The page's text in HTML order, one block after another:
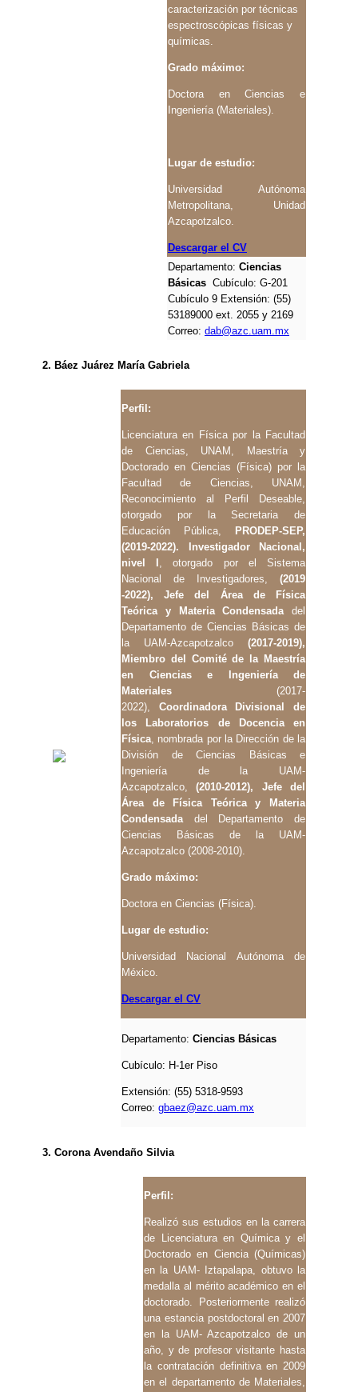
caracterización por técnicas
espectroscópicas físicas y
químicas.
Grado máximo:
Doctora en Ciencias e
Ingeniería (Materiales).
Lugar de estudio:
Universidad Autónoma
Metropolitana, Unidad
Azcapotzalco.
Descargar el CV
Departamento: Ciencias
Básicas Cubículo: G-201
Cubículo 9 Extensión: (55)
53189000 ext. 2055 y 2169
Correo: dab@azc.uam.mx
2. Báez Juárez María Gabriela
Perfil:
Licenciatura en Física por la Facultad
de Ciencias, UNAM, Maestría y
Doctorado en Ciencias (Física) por la
Facultad de Ciencias, UNAM,
Reconocimiento al Perfil Deseable,
otorgado por la Secretaria de
Educación Pública,
PRODEP-SEP,
(2019-2022). Investigador Nacional,
nivel I , otorgado por el Sistema
Nacional de Investigadores, (2019
-2022), Jefe del Área de Física
Teórica y Materia Condensadadel
Departamento de Ciencias Básicas de
la UAM-Azcapotzalco (2017-2019),
Miembro del Comité de la Maestría
en Ciencias e Ingeniería de
Materiales (2017-
2022), Coordinadora Divisional de
los Laboratorios de Docencia en
Física, nombrada por la Dirección de la
División de Ciencias Básicas e
Ingeniería de la UAM-
Azcapotzalco,(2010-2012), Jefe del
Área de Física Teórica y Materia
Condensadadel Departamento de
Ciencias Básicas de la UAM-
Azcapotzalco (2008-2010).
Grado máximo:
Doctora en Ciencias (Física).
Lugar de estudio:
Universidad Nacional Autónoma de
México.
Descargar el CV
Departamento: Ciencias Básicas
Cubículo: H-1er Piso
Extensión: (55) 5318-9593
Correo: gbaez@azc.uam.mx
3. Corona Avendaño Silvia
Perfil:
Realizó sus estudios en la carrera
de Licenciatura en Química y el
Doctorado en Ciencia (Químicas)
en la UAM- Iztapalapa, obtuvo la
medalla al mérito académico en el
doctorado. Posteriormente realizó
una estancia postdoctoral en 2007
en la UAM- Azcapotzalco de un
año, y de profesor visitante hasta
la contratación definitiva en 2009
en el departamento de Materiales,